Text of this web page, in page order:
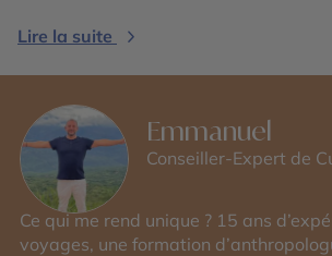
Lire la suite
Emmanuel
Conseiller-Expert de
Ce qui me rend unique ? 15 ans
voyages, une formation